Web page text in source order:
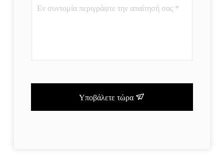
Υποβάλετε τώρα